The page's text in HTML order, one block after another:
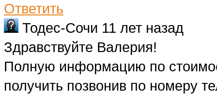
Ответить
Тодес-Сочи 11 лет назад
Здравствуйте Валерия!
Полную информацию по
получить позвонив по номеру